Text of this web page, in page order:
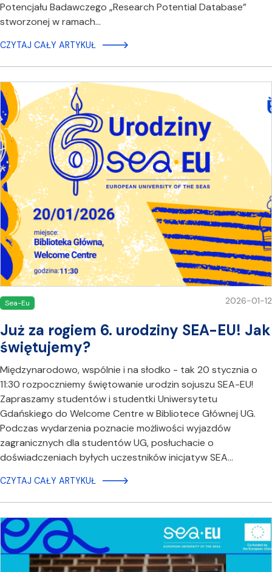
Potencjału Badawczego „Research Potential Database”
stworzonej w ramach…
CZYTAJ CAŁY ARTYKUŁ
Sea-Eu 2026-01-12
Już za rogiem 6. urodziny SEA-EU! Jak
świętujemy?
Międzynarodowo, wspólnie i na słodko - tak 20 stycznia o
11:30 rozpoczniemy świętowanie urodzin sojuszu SEA-EU!
Zapraszamy studentów i studentki Uniwersytetu
Gdańskiego do Welcome Centre w Bibliotece Głównej UG.
Podczas wydarzenia poznacie możliwości wyjazdów
zagranicznych dla studentów UG, posłuchacie o
doświadczeniach byłych uczestników inicjatyw SEA…
CZYTAJ CAŁY ARTYKUŁ